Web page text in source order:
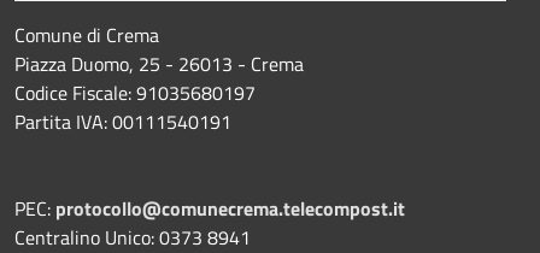
Comune di Crema
Piazza Duomo, 25 - 26013 - Crema
Codice Fiscale: 91035680197
Partita IVA: 00111540191
PEC: protocollo@comunecrema.telecompost.it
Centralino Unico: 0373 8941